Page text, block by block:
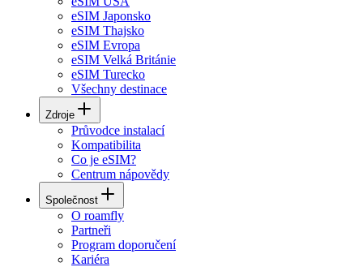
eSIM Japonsko
eSIM Thajsko
eSIM Evropa
eSIM Velká Británie
eSIM Turecko
Všechny destinace
Zdroje
Průvodce instalací
Kompatibilita
Co je eSIM?
Centrum nápovědy
Společnost
O roamfly
Partneři
Program doporučení
Kariéra